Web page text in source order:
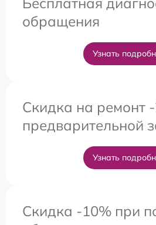
обращения
Узнать
Скидка на ремонт
предварительной
Узнать
Скидка -10% при